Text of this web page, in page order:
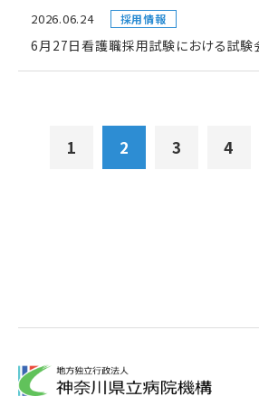
2026.06.24 採用情報
6月27日看護職採用試験における試験
1 2 3 4